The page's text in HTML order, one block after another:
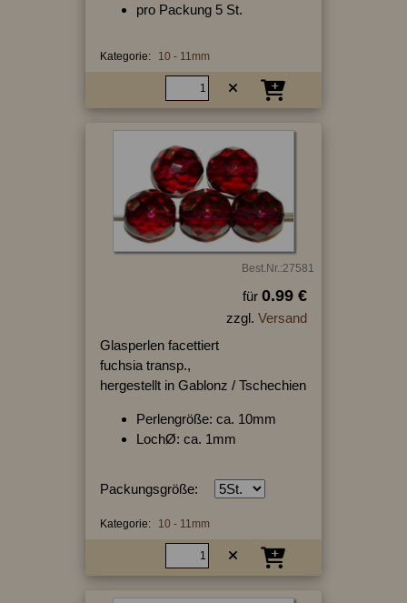
pro Packung 5 St.
Kategorie: 10 - 11mm
Best.Nr.:27581
für 0.99 €
zzgl. Versand
Glasperlen facettiert
fuchsia transp.,
hergestellt in Gablonz / Tschechien
Perlengröße: ca. 10mm
LochØ: ca. 1mm
Packungsgröße:
Kategorie: 10 - 11mm